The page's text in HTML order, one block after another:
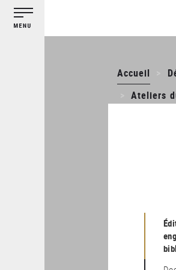
contenu
Accueil
Ateliers
Édition indépendante : un
Gestion des cookies